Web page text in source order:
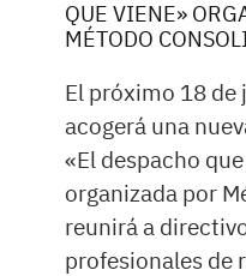
QUE VIENE»
MÉTODO
El próximo 18 de
acogerá una
«El despacho
organizada por
reunirá a
profesionales de